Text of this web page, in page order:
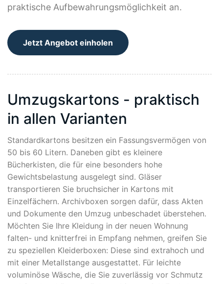
praktische Aufbewahrungsmöglichkeit an.
Jetzt Angebot einholen
Umzugskartons - praktisch
in allen Varianten
Standardkartons besitzen ein Fassungsvermögen von
50 bis 60 Litern. Daneben gibt es kleinere
Bücherkisten, die für eine besonders hohe
Gewichtsbelastung ausgelegt sind. Gläser
transportieren Sie bruchsicher in Kartons mit
Einzelfächern. Archivboxen sorgen dafür, dass Akten
und Dokumente den Umzug unbeschadet überstehen.
Möchten Sie Ihre Kleidung in der neuen Wohnung
falten- und knitterfrei in Empfang nehmen, greifen Sie
zu speziellen Kleiderboxen: Diese sind extrahoch und
mit einer Metallstange ausgestattet. Für leichte
voluminöse Wäsche, die Sie zuverlässig vor Schmutz